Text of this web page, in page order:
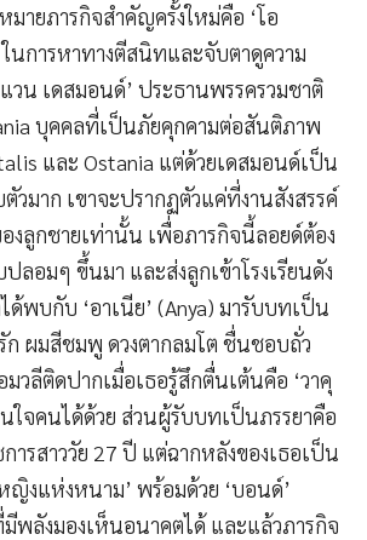
มายภารกิจสำคัญครั้งใหม่คือ ‘โอ
ในการหาทางตีสนิทและจับตาดูความ
วน เดสมอนด์’ ประธานพรรครวมชาติ
บุคคลที่เป็นภัยคุกคามต่อสันติภาพ
และ Ostania แต่ด้วยเดสมอนด์เป็น
วมาก เขาจะปรากฏตัวแค่ที่งานสังสรรค์
องลูกชายเท่านั้น เพื่อภารกิจนี้ลอยด์ต้อง
ลอมๆ ขึ้นมา และส่งลูกเข้าโรงเรียนดัง
ด้พบกับ ‘อาเนีย’ (Anya) มารับบทเป็น
ก ผมสีชมพู ดวงตากลมโต ชื่นชอบถั่ว
วลีติดปากเมื่อเธอรู้สึกตื่นเต้นคือ ‘วาคุ
ใจคนได้ด้วย ส่วนผู้รับบทเป็นภรรยาคือ
การสาววัย 27 ปี แต่ฉากหลังของเธอเป็น
ญิงแห่งหนาม’ พร้อมด้วย ‘บอนด์’
พลังมองเห็นอนาคตได้ และแล้วภารกิจ